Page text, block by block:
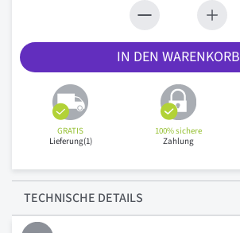
IN DEN WARENKORB
GRATIS
Lieferung(1)
100% sichere
Zahlung
TECHNISCHE DETAILS